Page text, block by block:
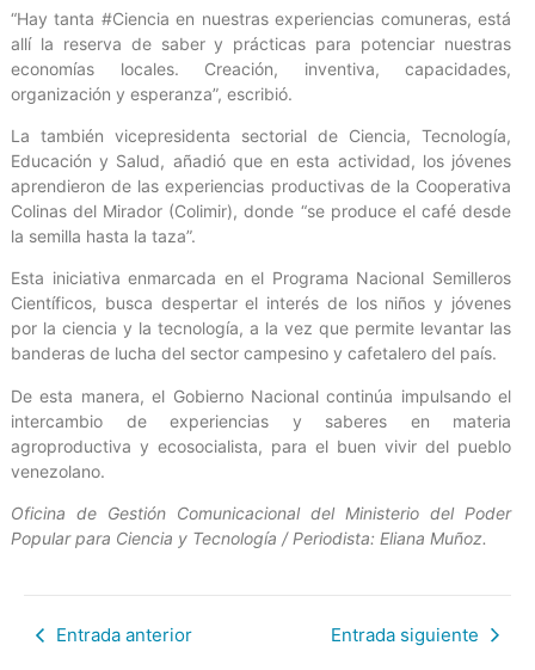
“Hay tanta #Ciencia en nuestras experiencias comuneras, está
allí la reserva de saber y prácticas para potenciar nuestras
economías locales. Creación, inventiva, capacidades,
organización y esperanza”, escribió.
La también vicepresidenta sectorial de Ciencia, Tecnología,
Educación y Salud, añadió que en esta actividad, los jóvenes
aprendieron de las experiencias productivas de la Cooperativa
Colinas del Mirador (Colimir), donde “se produce el café desde
la semilla hasta la taza”.
Esta iniciativa enmarcada en el Programa Nacional Semilleros
Científicos, busca despertar el interés de los niños y jóvenes
por la ciencia y la tecnología, a la vez que permite levantar las
banderas de lucha del sector campesino y cafetalero del país.
De esta manera, el Gobierno Nacional continúa impulsando el
intercambio de experiencias y saberes en materia
agroproductiva y ecosocialista, para el buen vivir del pueblo
venezolano.
Oficina de Gestión Comunicacional del Ministerio del Poder
Popular para Ciencia y Tecnología / Periodista: Eliana Muñoz.
Entrada anterior Entrada siguiente